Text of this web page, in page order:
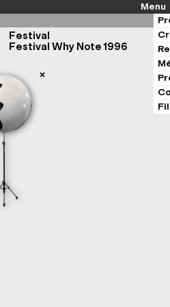
Menu
Festival
Festival Why Note 1996